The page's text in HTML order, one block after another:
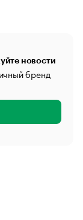
новости
бренд